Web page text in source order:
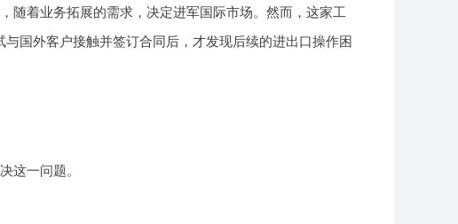
随着业务拓展的需求，决定进军国际市场。然而，这家工
国外客户接触并签订合同后，才发现后续的进出口操作困
这一问题。